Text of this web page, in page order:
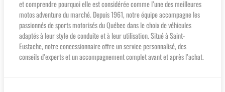
et comprendre pourquoi elle est considérée comme l’une des meilleures
motos adventure du marché. Depuis 1961, notre équipe accompagne les
passionnés de sports motorisés du Québec dans le choix de véhicules
adaptés à leur style de conduite et à leur utilisation. Situé à Saint-
Eustache, notre concessionnaire offre un service personnalisé, des
conseils d’experts et un accompagnement complet avant et après l’achat.